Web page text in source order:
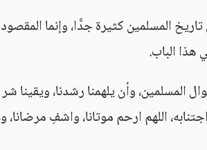
المسلمين كثيرة جدًّا، وإنما
الباب.
المسلمين، وأن يلهمنا رشدنا، ويقينا
اللهم ارحم موتانا، واشفِ